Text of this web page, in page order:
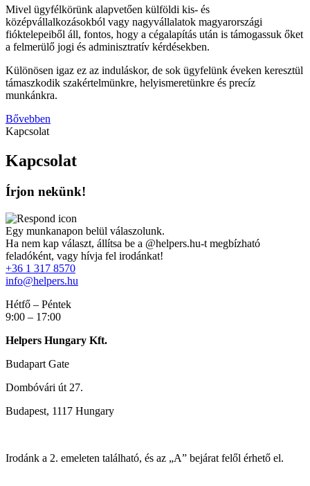
Mivel ügyfélkörünk alapvetően külföldi kis- és
középvállalkozásokból vagy nagyvállalatok magyarországi
fióktelepeiből áll, fontos, hogy a cégalapítás után is támogassuk őket
a felmerülő jogi és adminisztratív kérdésekben.
Különösen igaz ez az induláskor, de sok ügyfelünk éveken keresztül
támaszkodik szakértelmünkre, helyismeretünkre és precíz
munkánkra.
Bővebben
Kapcsolat
Kapcsolat
Írjon nekünk!
Egy munkanapon belül válaszolunk.
Ha nem kap választ, állítsa be a @helpers.hu-t megbízható
feladóként, vagy hívja fel irodánkat!
+36 1 317 8570
info@helpers.hu
Hétfő – Péntek
9:00 – 17:00
Helpers Hungary Kft.
Budapart Gate
Dombóvári út 27.
Budapest, 1117 Hungary
Irodánk a 2. emeleten található, és az „A” bejárat felől érhető el.